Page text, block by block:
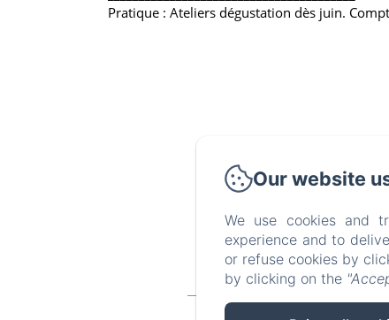
Pratique : Ateliers dégustation dès juin.
Homepage The gites
Our website
We use cookies and
experience and to
or refuse cookies by
by clicking on the